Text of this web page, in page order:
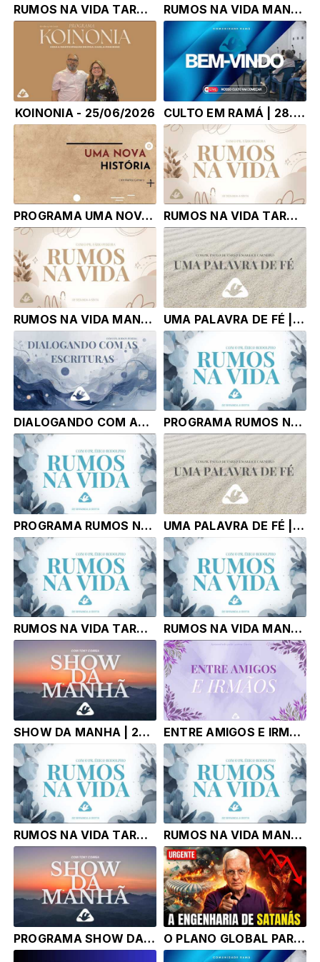
RUMOS NA VIDA TARDE | 29.06.26 | Pr. Érico Rodolpho Bussinger RUMOS NA VIDA MANHA | 29.06.26 | Pr. Érico Rodolpho Bussinger
KOINONIA - 25/06/2026 CULTO EM RAMÁ | 28.06.26 | Pr. Paulo Ricardo
PROGRAMA UMA NOVA HISTÓRIA |28.06.26| Marlice Carneiro RUMOS NA VIDA TARDE | 26.06.26 |
RUMOS NA VIDA MANHA | 26.06.26 | UMA PALAVRA DE FÉ | 25.06.26 | Pr. Paulo de Tarso e Marlice Carneiro
DIALOGANDO COM AS ESCRITURAS |25.06.26| Pr Robson Pereira PROGRAMA RUMOS NA VIDA TARDE |25.06.26| Pr. Érico Rodolpho Bussinger
PROGRAMA RUMOS NA VIDA |25.06.26| Pr. Érico Rodolpho Bussinger UMA PALAVRA DE FÉ | 24.06.26 | Pr. Paulo de Tarso e Marlice Carneiro
RUMOS NA VIDA TARDE | 24.06.26 | Pr. Érico Rodolpho Bussinger RUMOS NA VIDA MANHA | 24.06.26 | Pr. Érico Rodolpho Bussinger
SHOW DA MANHA | 24.06.26 | TONY CORREA ENTRE AMIGOS E IRMAOS | 23.06.26 | luanna Garcia
RUMOS NA VIDA TARDE | 23.06.26 | Pr. Érico Rodolpho Bussinger RUMOS NA VIDA MANHA | 23.06.26 | Pr. Érico Rodolpho Bussinger
PROGRAMA SHOW DA MANHÃ - THIAGO PEREIRA | 23.06.26 | O PLANO GLOBAL PARA DISTRAIR A IGREJA (Futebol e Política)